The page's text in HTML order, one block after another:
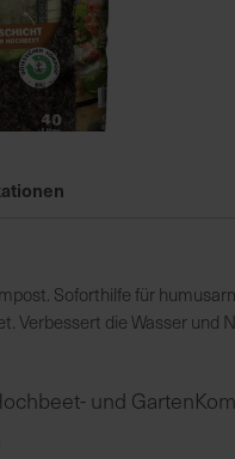
Soforthilfe für
Verbessert die Wasser
und